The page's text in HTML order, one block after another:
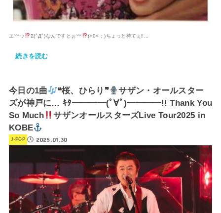
エ ッ Σ(ﾟДﾟ)なんですとぉ (⁠>⁠0⁠<⁠；⁠)ちょっと待てぇ‼...
続きを読む
今日の1曲 ❝桜、ひらり❞
サザン・オールスター
ズが神戸に… ｷﾀ━━━━(ﾟ∀ﾟ)━━━━!! Thank You
So Much
サザンオールスターズLive Tour2025 in
KOBE
J-POP 2025.01.30